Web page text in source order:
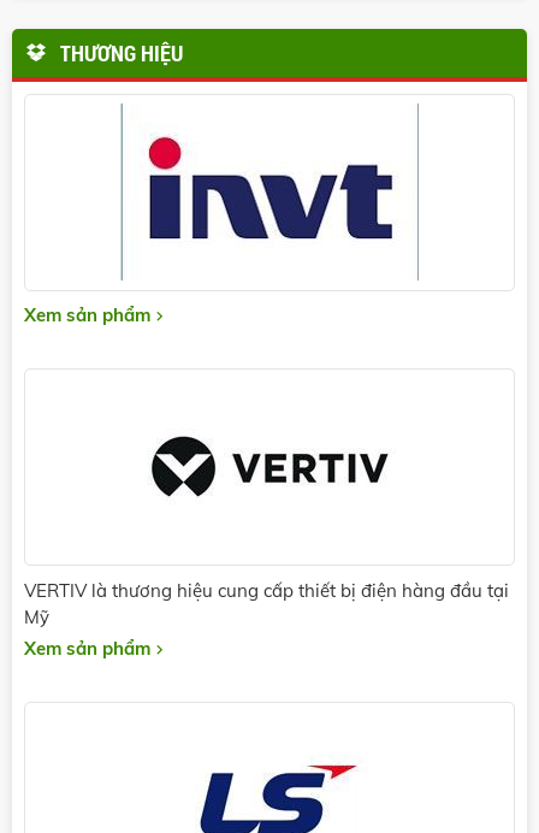
THƯƠNG HIỆU
Xem sản phẩm
VERTIV là thương hiệu cung cấp thiết bị điện hàng đầu tại
Mỹ
Xem sản phẩm